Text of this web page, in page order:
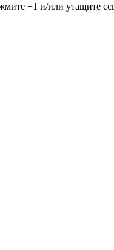
+1 и/или утащите